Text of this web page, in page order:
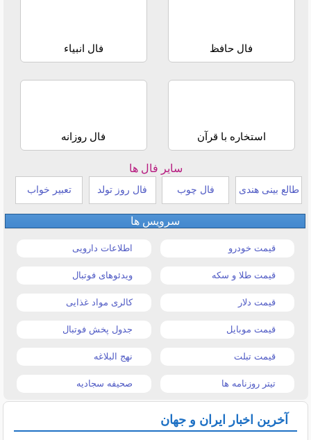
فال حافظ فال انبیاء
استخاره با قرآن فال روزانه
سایر فال ها
طالع بینی هندی فال چوب فال روز تولد تعبیر خواب
سرویس ها
قیمت خودرو اطلاعات دارویی
قیمت طلا و سکه ویدئوهای فوتبال
قیمت دلار کالری مواد غذایی
قیمت موبایل جدول پخش فوتبال
قیمت تبلت نهج البلاغه
تیتر روزنامه ها صحیفه سجادیه
آخرین اخبار ایران و جهان